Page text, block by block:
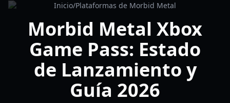
Inicio/Plataformas de Morbid Metal
Morbid Metal Xbox
Game Pass: Estado
de Lanzamiento y
Guía 2026